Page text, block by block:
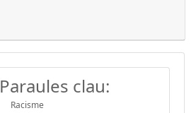
Paraules clau:
Racisme